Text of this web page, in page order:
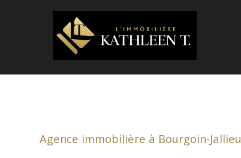
Agence immobilière à Bourgoin-Jallieu